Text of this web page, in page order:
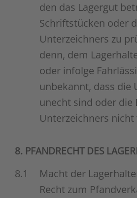
den das Lagergut
Schriftstücken oder
Unterzeichners zu
denn, dem
oder infolge
unbekannt, dass die
unecht sind oder die
Unterzeichners nicht
8. PFANDRECHT DES
8.1
Macht der
Recht zum